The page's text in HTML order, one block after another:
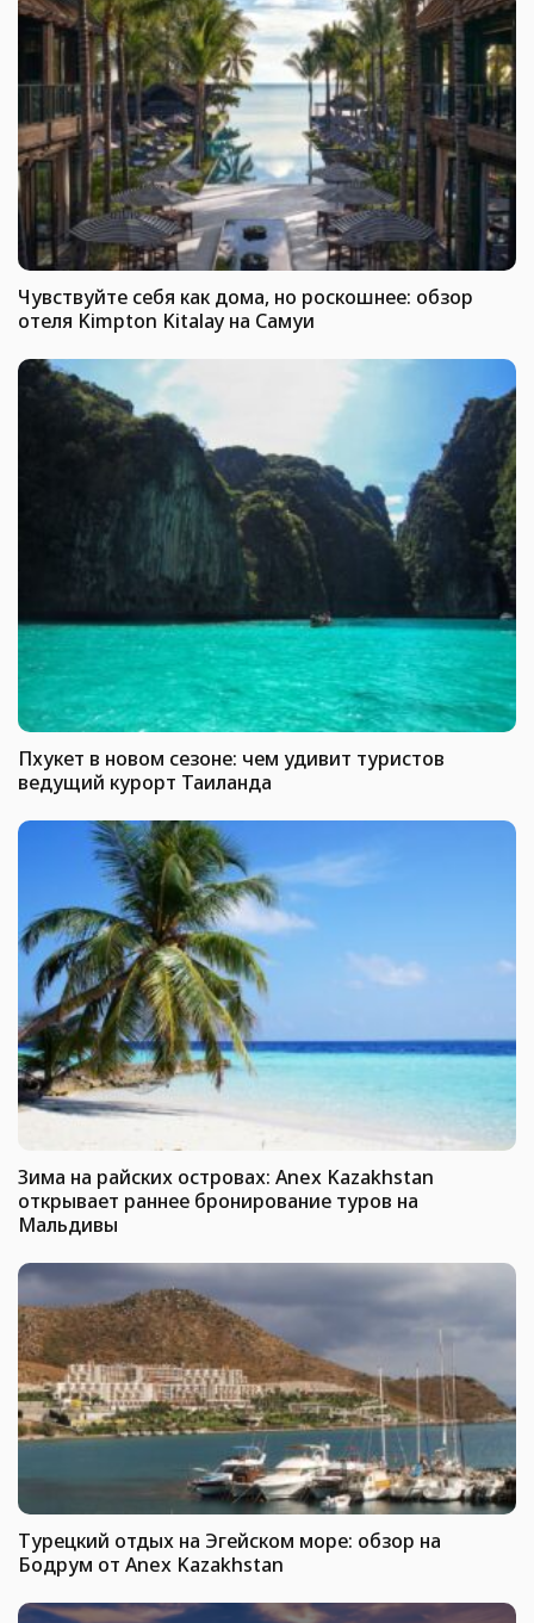
Чувствуйте себя как дома, но роскошнее: обзор
отеля Kimpton Kitalay на Самуи
Пхукет в новом сезоне: чем удивит туристов
ведущий курорт Таиланда
Зима на райских островах: Anex Kazakhstan
открывает раннее бронирование туров на
Мальдивы
Турецкий отдых на Эгейском море: обзор на
Бодрум от Anex Kazakhstan